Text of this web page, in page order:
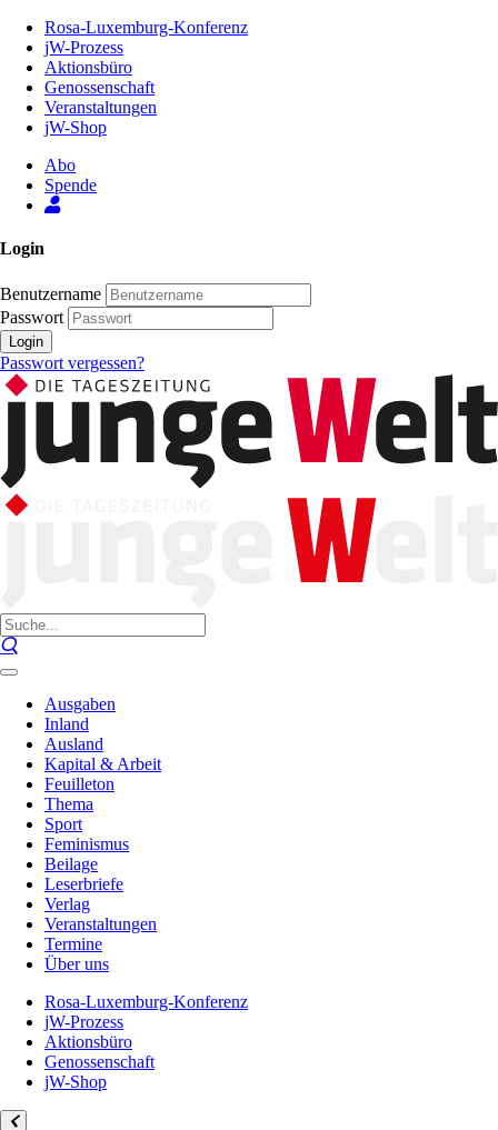
Inhalt
Seite
Rosa-Luxemburg-Konferenz
jW-Prozess
Aktionsbüro
Genossenschaft
Veranstaltungen
jW-Shop
Abo
Spende
Login
Benutzername
Passwort
Login
Passwort vergessen?
Ausgaben
Inland
Ausland
Kapital & Arbeit
Feuilleton
Thema
Sport
Feminismus
Beilage
Leserbriefe
Verlag
Veranstaltungen
Termine
Über uns
Rosa-Luxemburg-Konferenz
jW-Prozess
Aktionsbüro
Genossenschaft
jW-Shop